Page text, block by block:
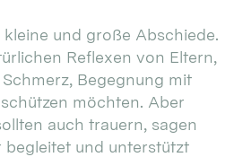
und große Abschiede.
Reflexen von Eltern,
Begegnung mit
möchten. Aber
auch trauern, sagen
begleitet und unterstützt